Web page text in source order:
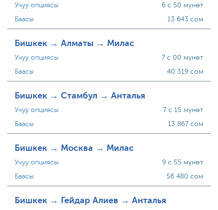
Учуу опциясы
Баасы
6 с 50 мүнөт
13 643 сом
Бишкек → Алматы → Милас
Учуу опциясы
Баасы
7 с 00 мүнөт
40 319 сом
Бишкек → Стамбул → Анталья
Учуу опциясы
Баасы
7 с 15 мүнөт
13 867 сом
Бишкек → Москва → Милас
Учуу опциясы
Баасы
9 с 55 мүнөт
56 480 сом
Бишкек → Гейдар Алиев → Анталья